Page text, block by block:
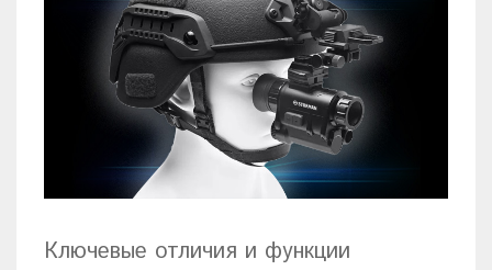
Ключевые отличия и функции